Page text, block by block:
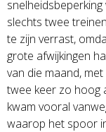
slechts twee
te zijn verrast,
grote afwijkingen
van die maand,
twee keer zo hoog
kwam vooral
waarop het spoor